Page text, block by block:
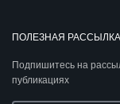
ПОЛЕЗНАЯ РАССЫЛКА
Подпишитесь на
публикациях